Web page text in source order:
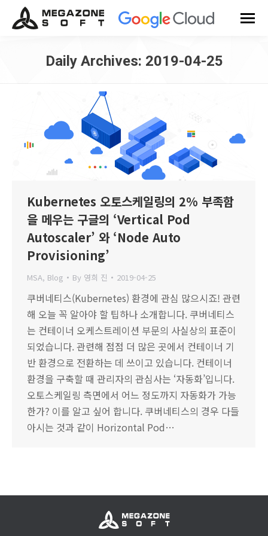
Daily Archives: 2019-04-25
Kubernetes 오토스케일링의 2% 부족함
을 메우는 구글의 ‘Vertical Pod
Autoscaler’ 와 ‘Node Auto
Provisioning’
MSA, Blog By 영희 진 2019-04-25
쿠버네티스(Kubernetes) 환경에 관심 많으시죠! 관련
해 오늘 꼭 알아야 할 팁하나 소개합니다. 쿠버네티스
는 컨테이너 오케스트레이션 부문의 사실상의 표준이
되었습니다. 관련해 점점 더 많은 곳에서 컨테이너 기
반 환경으로 전환하는 데 쓰이고 있습니다. 컨테이너
환경을 구축할 때 관리자의 관심사는 ‘자동화’입니다.
오토스케일링 측면에서 어느 정도까지 자동화가 가능
한가? 이를 알고 싶어 합니다. 쿠버네티스의 경우 다들
아시는 것과 같이 Horizontal Pod…